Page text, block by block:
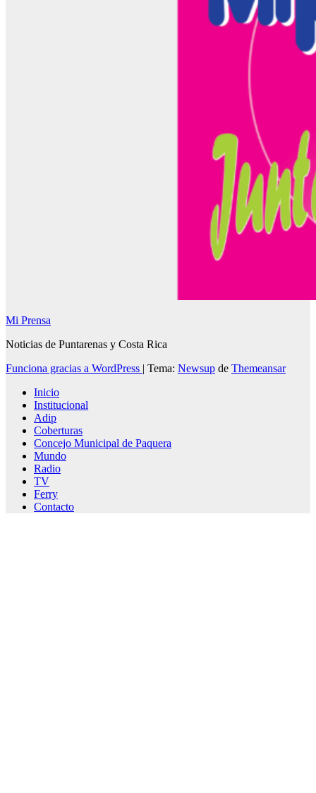
Mi Prensa
Noticias de Puntarenas y Costa Rica
Funciona gracias a WordPress | Tema: Newsup de Themeansar
Inicio
Institucional
Adip
Coberturas
Concejo Municipal de Paquera
Mundo
Radio
TV
Ferry
Contacto